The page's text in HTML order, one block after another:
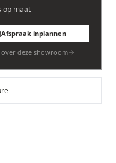
op maat
Afspraak inplannen
over deze showroom